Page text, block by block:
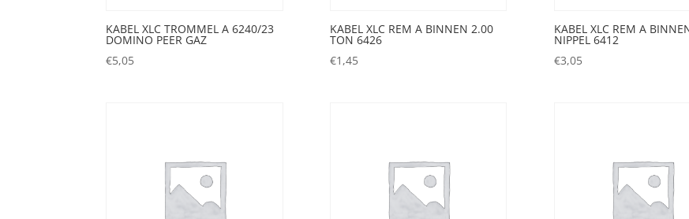
KABEL XLC TROMMEL A 6240/23
DOMINO PEER GAZ
€5,05
KABEL XLC REM A BINNEN 2.00
TON 6426
€1,45
KABEL XLC REM A
NIPPEL 6412
€3,05